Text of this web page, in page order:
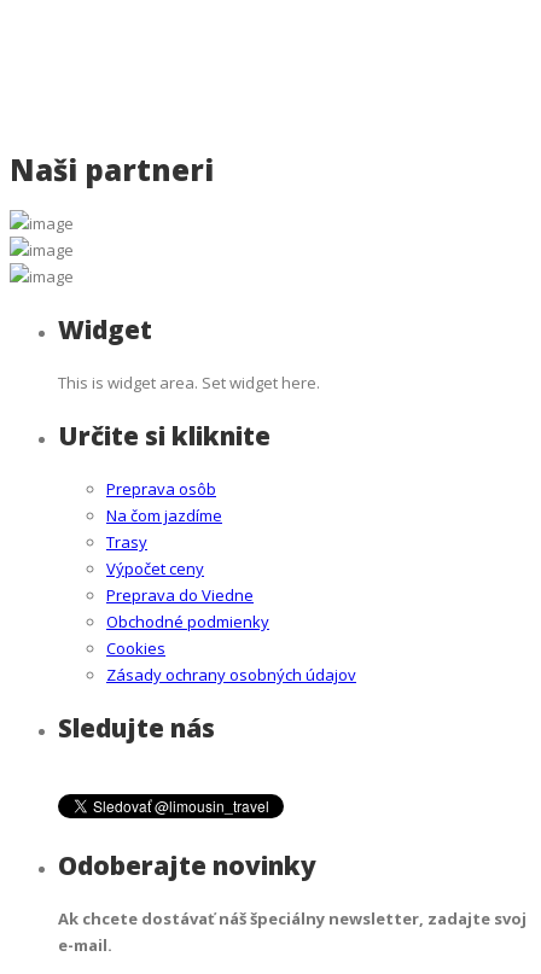
Naši partneri
Widget
This is widget area. Set widget here.
Určite si kliknite
Preprava osôb
Na čom jazdíme
Trasy
Výpočet ceny
Preprava do Viedne
Obchodné podmienky
Cookies
Zásady ochrany osobných údajov
Sledujte nás
Odoberajte novinky
Ak chcete dostávať náš špeciálny newsletter, zadajte svoj
e-mail.